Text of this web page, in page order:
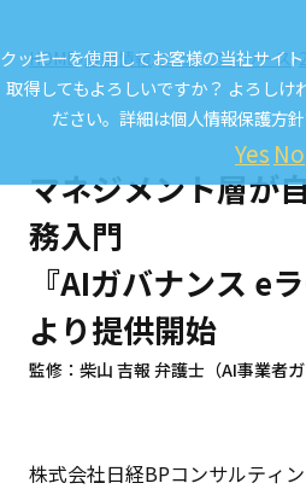
HOME 最新情報 ニュースリリース
マネジメント層が
務入門
『AIガバナンス e
より提供開始
監修：柴山 吉報 弁護士（AI事業者
株式会社日経BPコンサルティ
クッキーを使用してお客様の当社サイ
取得してもよろしいですか？ よろしけ
ださい。詳細は個人情報保護方針
Yes No